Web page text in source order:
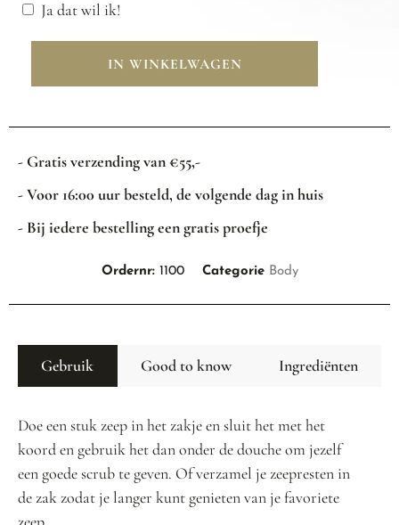
Ja dat wil ik!
IN WINKELWAGEN
- Gratis verzending van €55,-
- Voor 16:00 uur besteld, de volgende dag in huis
- Bij iedere bestelling een gratis proefje
Ordernr: 1100 Categorie Body
Gebruik Good to know Ingrediënten
Doe een stuk zeep in het zakje en sluit het met het
koord en gebruik het dan onder de douche om jezelf
een goede scrub te geven. Of verzamel je zeepresten in
de zak zodat je langer kunt genieten van je favoriete